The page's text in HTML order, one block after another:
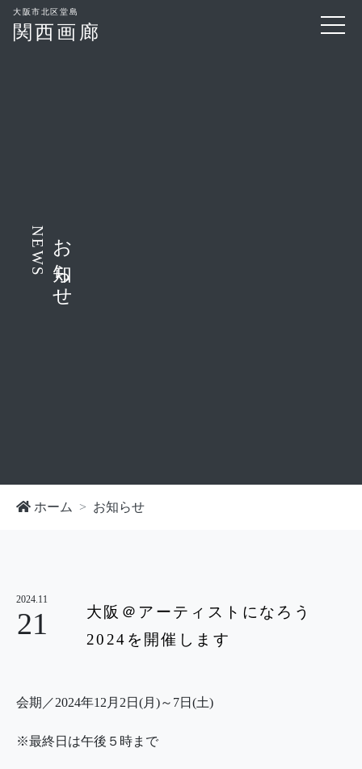
関西画廊
大阪市北区堂島
お知らせ
NEWS
ホーム お知らせ
2024.11
21
大阪＠アーティストになろう
2024を開催します
会期／2024年12月2日(月)～7日(土)
※最終日は午後５時まで